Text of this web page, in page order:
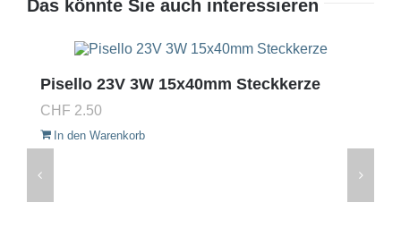
Das könnte Sie auch interessieren
Pisello 23V 3W 15x40mm Steckkerze
CHF 2.50
In den Warenkorb